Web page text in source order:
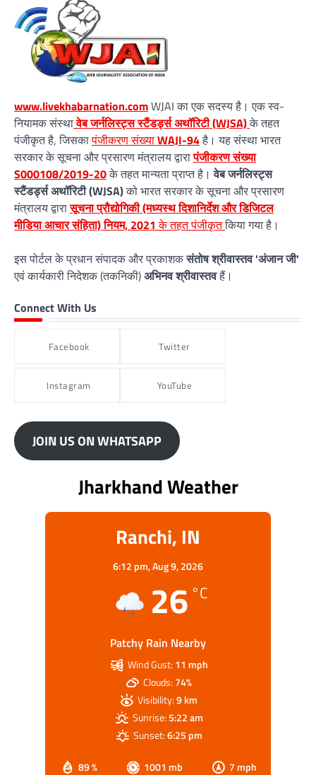
www.livekhabarnation.comWJAI का एक सदस्य है। एक स्व-
नियामक संस्थावेब जर्नलिस्ट्स स्टैंडर्ड्स अथॉरिटी (WJSA)के तहत
पंजीकृत है, जिसकापंजीकरण संख्याWAJI-94है। यह संस्था भारत
सरकार के सूचना और प्रसारण मंत्रालय द्वारापंजीकरण संख्या
S000108/2019-20के तहत मान्यता प्राप्त है।वेब जर्नलिस्ट्स
स्टैंडर्ड्स अथॉरिटी (WJSA)को भारत सरकार के सूचना और प्रसारण
मंत्रालय द्वारासूचना प्रौद्योगिकी (मध्यस्थ दिशानिर्देश और डिजिटल
मीडिया आचार संहिता) नियम, 2021 के तहत पंजीकृतकिया गया है।
इस पोर्टल के प्रधान संपादक और प्रकाशकसंतोष श्रीवास्तव 'अंजान जी'
एवं कार्यकारी निदेशक (तकनिकी)अभिनव श्रीवास्तवहैं।
Connect With Us
Facebook Twitter
Instagram YouTube
JOIN US ON WHATSAPP
Jharkhand Weather
Ranchi, IN
6:12 pm,Aug 9, 2026
26 °C
Patchy Rain Nearby
89 % 1001 mb 7 mph
Wind Gust: 11 mph
Clouds:74%
Visibility:9 km
Sunrise:5:22 am
Sunset:6:25 pm